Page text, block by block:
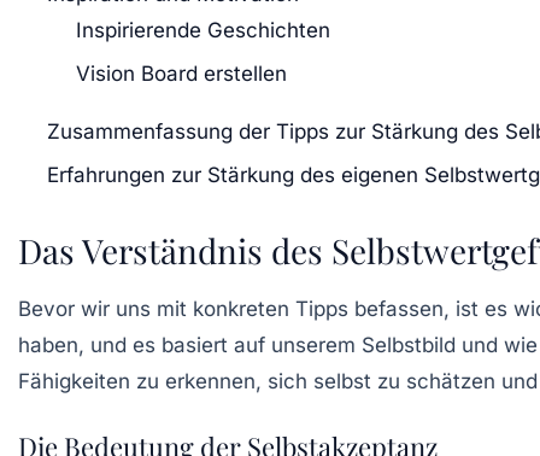
Inspirierende Geschichten
Vision Board erstellen
Zusammenfassung der Tipps zur Stärkung des
Erfahrungen zur Stärkung des eigenen
Das Verständnis des
Bevor wir uns mit konkreten Tipps befassen, ist es
haben, und es basiert auf unserem Selbstbild und
Fähigkeiten zu erkennen, sich selbst zu schätzen
Die Bedeutung der Selbstakzeptanz